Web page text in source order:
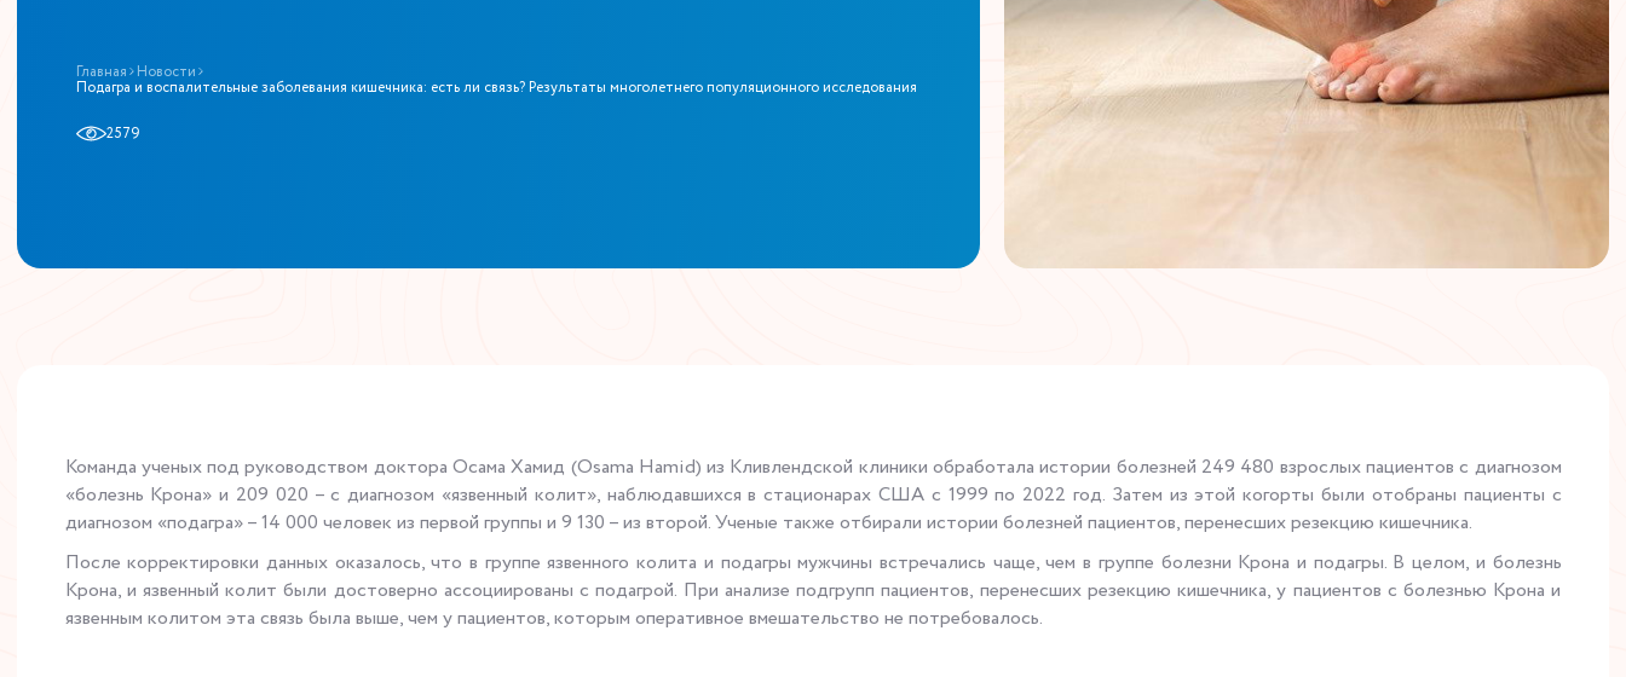
Главная Новости
Подагра и воспалительные заболевания кишечника: есть ли связь? Результаты многолетнего популяционного исследования
2579
Команда ученых под руководством доктора Осама Хамид (Osama Hamid) из Кливлендской клиники обработала истории болезней 249 480 взрослых пациентов с диагнозом
«болезнь Крона» и 209 020 – с диагнозом «язвенный колит», наблюдавшихся в стационарах США с 1999 по 2022 год. Затем из этой когорты были отобраны пациенты с
диагнозом «подагра» – 14 000 человек из первой группы и 9 130 – из второй. Ученые также отбирали истории болезней пациентов, перенесших резекцию кишечника.
После корректировки данных оказалось, что в группе язвенного колита и подагры мужчины встречались чаще, чем в группе болезни Крона и подагры. В целом, и болезнь
Крона, и язвенный колит были достоверно ассоциированы с подагрой. При анализе подгрупп пациентов, перенесших резекцию кишечника, у пациентов с болезнью Крона и
язвенным колитом эта связь была выше, чем у пациентов, которым оперативное вмешательство не потребовалось.